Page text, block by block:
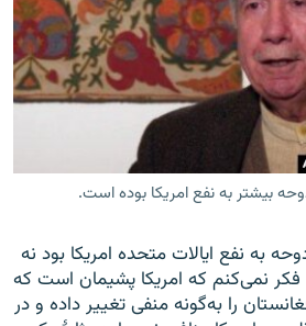
بیشتر به نفع امریکا بوده است.
به نفع ایالات متحده امریکا بود نه
فکر نمی‌کنم که امریکا پشیمان است که
را به‌گونه منفی تغییر داده و در